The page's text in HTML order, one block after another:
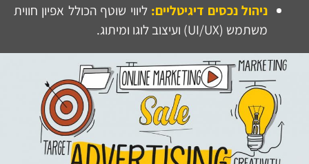
ניהול נכסים דיגיטליים: ליווי שוטף הכולל אפיון חווית
משתמש (UI/UX) ועיצוב לוגו ומיתוג.